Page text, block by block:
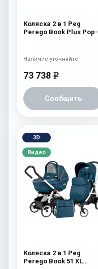
Коляска 2 в 1 Peg
Perego Book Plus Pop-
Pop-Up Completo) Onyx
73 738 e
Сообщить
Наличие уточняйте
3D
Видео
Коляска 2 в 1 Peg
Perego Book 51 XL